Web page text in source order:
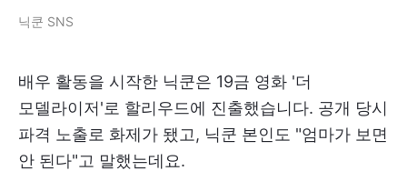
닉쿤 SNS
배우 활동을 시작한 닉쿤은 19금 영화 '더
모델라이저'로 할리우드에 진출했습니다. 공개 당시
파격 노출로 화제가 됐고, 닉쿤 본인도 "엄마가 보면
안 된다"고 말했는데요.